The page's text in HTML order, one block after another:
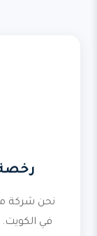
نحن شركة
في الكويت.